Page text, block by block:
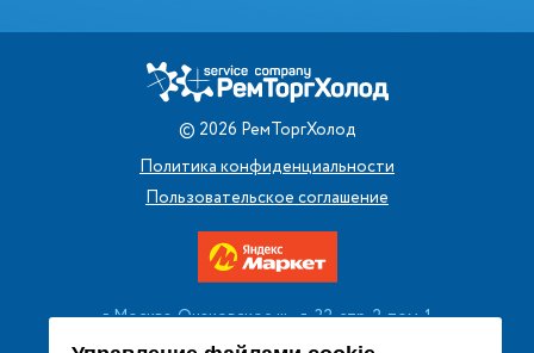
© 2026 РемТоргХолод
Политика конфиденциальности
Пользовательское соглашение
г. Москва, Очаковское ш., д. 32, стр. 2, пом. 1